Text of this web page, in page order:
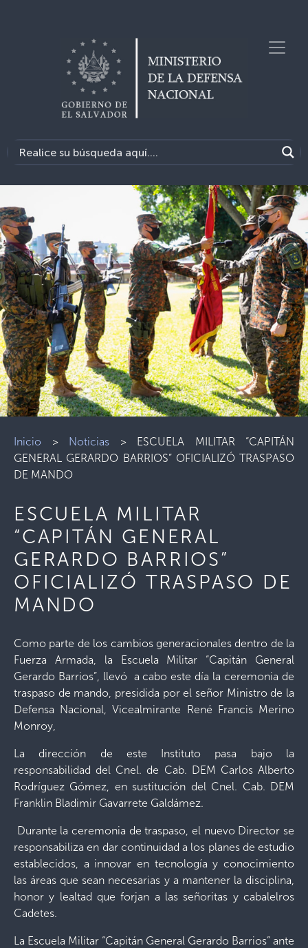
Inicio > Noticias > ESCUELA MILITAR “CAPITÁN
GENERAL GERARDO BARRIOS” OFICIALIZÓ TRASPASO
DE MANDO
ESCUELA MILITAR
“CAPITÁN GENERAL
GERARDO BARRIOS”
OFICIALIZÓ TRASPASO DE
MANDO
Como parte de los cambios generacionales dentro de la
Fuerza Armada, la Escuela Militar “Capitán General
Gerardo Barrios”, llevó a cabo este día la ceremonia de
traspaso de mando, presidida por el señor Ministro de la
Defensa Nacional, Vicealmirante René Francis Merino
Monroy,
La dirección de este Instituto pasa bajo la
responsabilidad del Cnel. de Cab. DEM Carlos Alberto
Rodríguez Gómez, en sustitución del Cnel. Cab. DEM
Franklin Bladimir Gavarrete Galdámez.
Durante la ceremonia de traspaso, el nuevo Director se
responsabiliza en dar continuidad a los planes de estudio
establecidos, a innovar en tecnología y conocimiento
las áreas que sean necesarias y a mantener la disciplina,
honor y lealtad que forjan a las señoritas y cabalelros
Cadetes.
La Escuela Militar “Capitán General Gerardo Barrios” ante